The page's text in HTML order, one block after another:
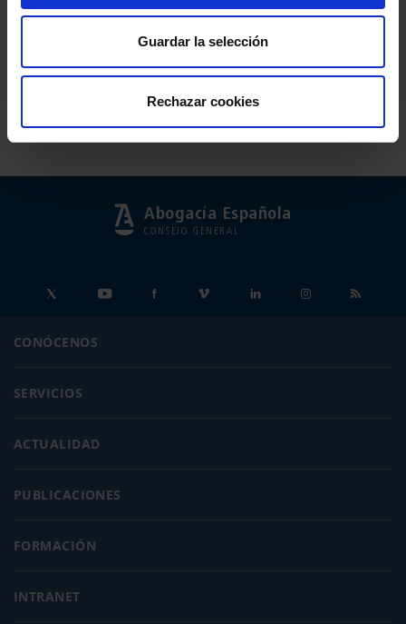
Guardar la selección
Rechazar cookies
Abogacía Española
CONSEJO GENERAL
CONÓCENOS
SERVICIOS
ACTUALIDAD
PUBLICACIONES
FORMACIÓN
INTRANET